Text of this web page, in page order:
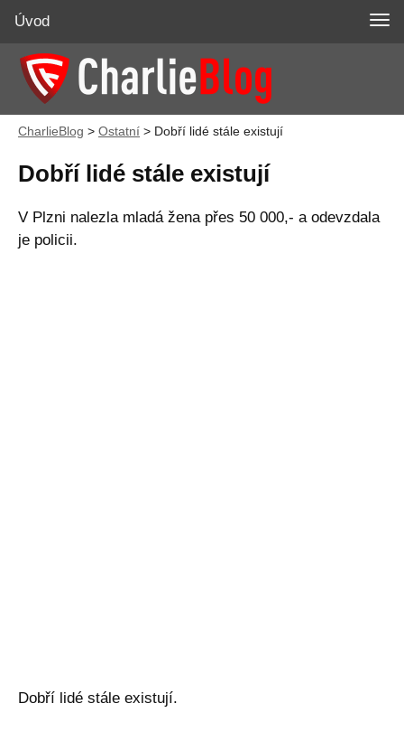
CharlieBlog > Ostatní > Dobří lidé stále existují
Dobří lidé stále existují
V Plzni nalezla mladá žena přes 50 000,- a odevzdala
je policii.
Dobří lidé stále existují.
Úvod